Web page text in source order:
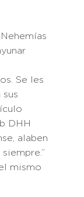
Se les
sus
DHH
alaben
mismo